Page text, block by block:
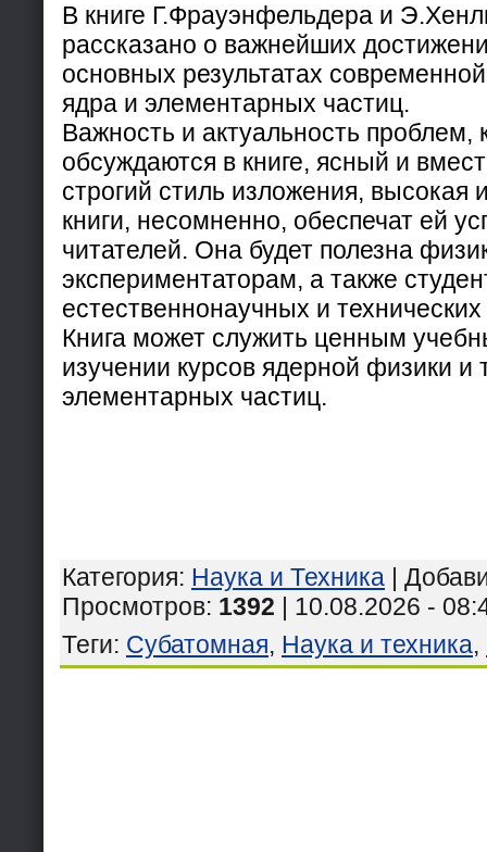
В книге Г.Фрауэнфельдера и
рассказано о важнейших
основных результатах
ядра и элементарных частиц.
Важность и актуальность проблем,
обсуждаются в книге, ясный и
строгий стиль изложения, высокая
книги, несомненно, обеспечат ей
читателей. Она будет полезна
экспериментаторам, а также
естественнонаучных и
Книга может служить ценным
изучении курсов ядерной физики и
элементарных частиц.
Категория: Наука и Техника |
Просмотров: 1392 | 10.08.2026 -
Теги: Субатомная, Наука и техника,